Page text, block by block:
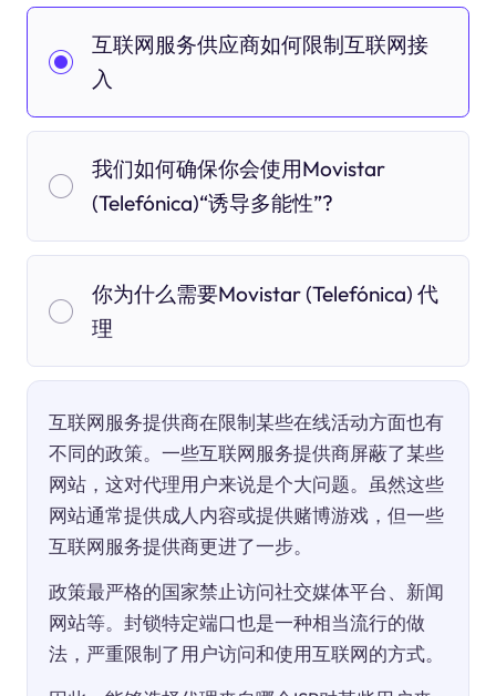
互联网服务供应商如何限制互联网接
入
我们如何确保你会使用Movistar
(Telefónica)“诱导多能性”?
你为什么需要Movistar (Telefónica) 代
理
互联网服务提供商在限制某些在线活动方面也有
不同的政策。一些互联网服务提供商屏蔽了某些
网站，这对代理用户来说是个大问题。虽然这些
网站通常提供成人内容或提供赌博游戏，但一些
互联网服务提供商更进了一步。
政策最严格的国家禁止访问社交媒体平台、新闻
网站等。封锁特定端口也是一种相当流行的做
法，严重限制了用户访问和使用互联网的方式。